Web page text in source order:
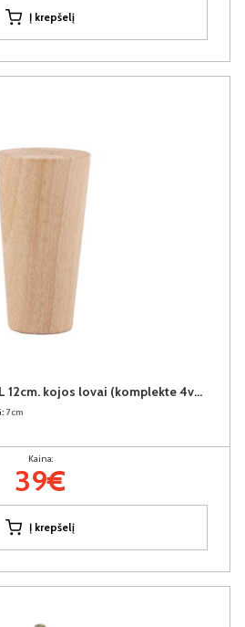
Į krepšelį
ALM ALLURE NATURAL 12cm. kojos lovai (komplekte 4vnt.) + 39€
7cm
Kaina:
39€
Į krepšelį